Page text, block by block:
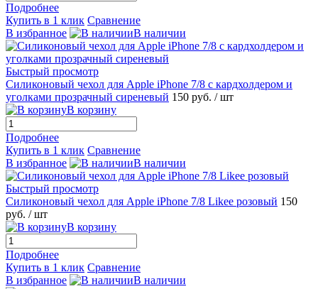
Подробнее
Купить в 1 клик Сравнение
В избранное
В наличии
Быстрый просмотр
Силиконовый чехол для Apple iPhone 7/8 с кардхолдером и
уголками прозрачный сиреневый 150 руб. / шт
В корзину
Подробнее
Купить в 1 клик Сравнение
В избранное
В наличии
Быстрый просмотр
Силиконовый чехол для Apple iPhone 7/8 Likee розовый 150
руб. / шт
В корзину
Подробнее
Купить в 1 клик Сравнение
В избранное
В наличии